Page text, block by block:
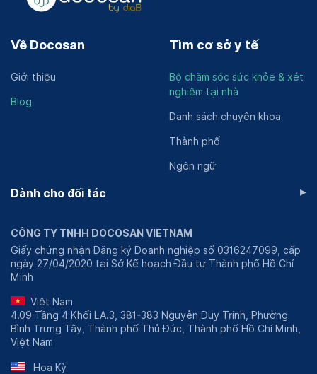
Về Docosan
Giới thiệu
Blog
Tìm cơ sở y tế
Bộ chăm sóc sức khỏe & xét
nghiệm tại nhà
Danh sách chuyên khoa
Thành phố
Ngôn ngữ
Dành cho đối tác ▸
CÔNG TY TNHH DOCOSAN VIETNAM
Giấy chứng nhận Đăng ký Doanh nghiệp số 0316247099, cấp
ngày 27/04/2020 tại Sở Kế hoạch Đầu tư Thành phố Hồ Chí
Minh
Việt Nam
4.09 Tầng 4 Khối LA.3, 381-383 Nguyễn Duy Trinh, Phường
Bình Trưng Tây, Thành phố Thủ Đức, Thành phố Hồ Chí Minh,
Việt Nam
Hoa Kỳ